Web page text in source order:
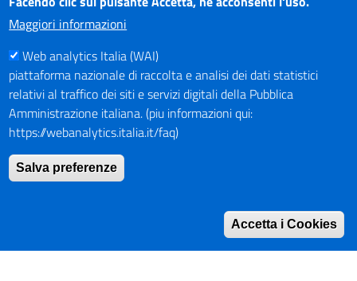
dei contenuti.
PAGAMENTI
SOCIAL NETWORKS
Pagina Facebook
Profilo Instagram
PNRR (Piano Nazionale di Ripresa e Resilienza)
Maggiori informazioni
Web analytics Italia (WAI)
piattaforma nazionale di raccolta e analisi dei dati statistici
relativi al traffico dei siti e servizi digitali della Pubblica
Amministrazione italiana. (piu informazioni qui:
https://webanalytics.italia.it/faq)
Salva preferenze
Accetta i Cookies